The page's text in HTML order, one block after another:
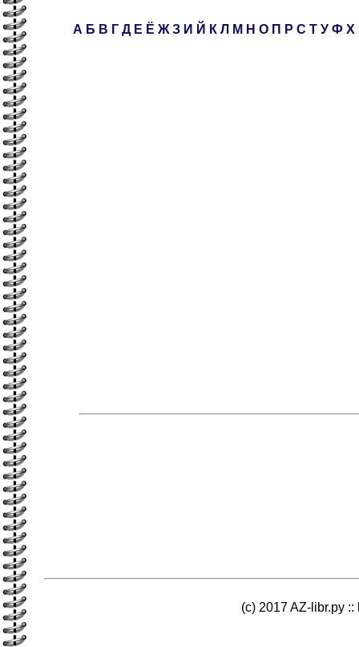
А Б В Г Д Е Ё Ж З И Й К Л М Н О П Р С Т У Ф Х
(c) 2017 AZ-libr.ру ::